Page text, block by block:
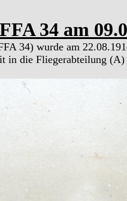
34 am
34) wurde am
in die Fliegerabteilung (A)